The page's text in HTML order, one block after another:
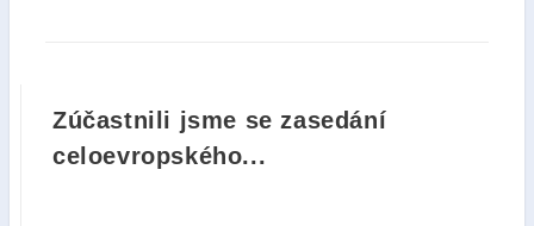
Zúčastnili jsme se zasedání
celoevropského...